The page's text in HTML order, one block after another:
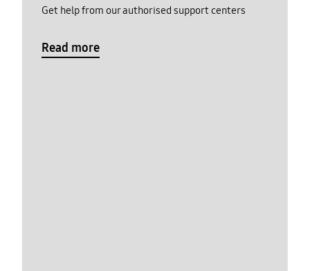
Get help from our authorised support centers
Read more